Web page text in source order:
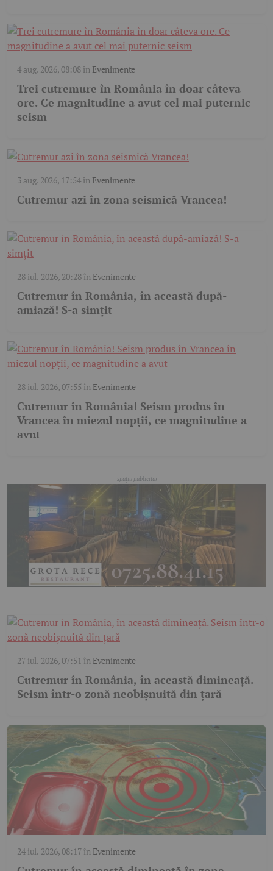
4 aug. 2026, 08:08în Evenimente
Trei cutremure în România în doar câteva
ore. Ce magnitudine a avut cel mai puternic
seism
3 aug. 2026, 17:54în Evenimente
Cutremur azi în zona seismică Vrancea!
28 iul. 2026, 20:28în Evenimente
Cutremur în România, în această după-
amiază! S-a simțit
28 iul. 2026, 07:55 în Evenimente
Cutremur în România! Seism produs în
Vrancea în miezul nopții, ce magnitudine a
avut
27 iul. 2026, 07:51 în Evenimente
Cutremur în România, în această dimineață.
Seism într-o zonă neobișnuită din țară
24 iul. 2026, 08:17în Evenimente